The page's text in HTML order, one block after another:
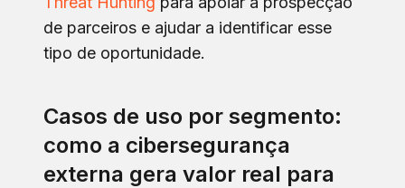
de parceiros e ajudar a identificar esse
tipo de oportunidade.
Casos de uso por segmento:
como a cibersegurança
externa gera valor real para